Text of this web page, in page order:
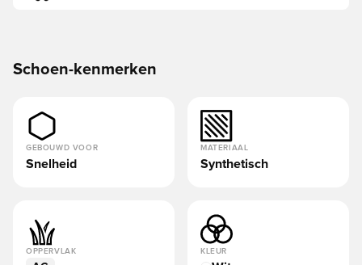
Schoen-kenmerken
GEBOUWD VOOR
Snelheid
MATERIAAL
Synthetisch
OPPERVLAK KLEUR